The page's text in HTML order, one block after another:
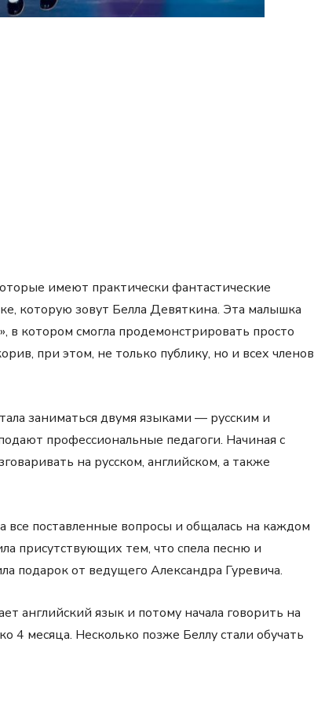
имеют практически фантастические
которую зовут Белла Девяткина. Эта малышка
в котором смогла продемонстрировать просто
при этом, не только публику, но и всех членов
заниматься двумя языками — русским и
профессиональные педагоги. Начиная с
на русском, английском, а также
все поставленные вопросы и общалась на каждом
присутствующих тем, что спела песню и
подарок от ведущего Александра Гуревича.
английский язык и потому начала говорить на
4 месяца. Несколько позже Беллу стали обучать